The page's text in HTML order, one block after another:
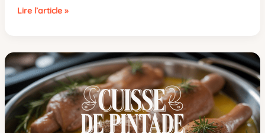
tout
saucisson
de
sanglier
:
origine,
fabrication,
Lire l’article »